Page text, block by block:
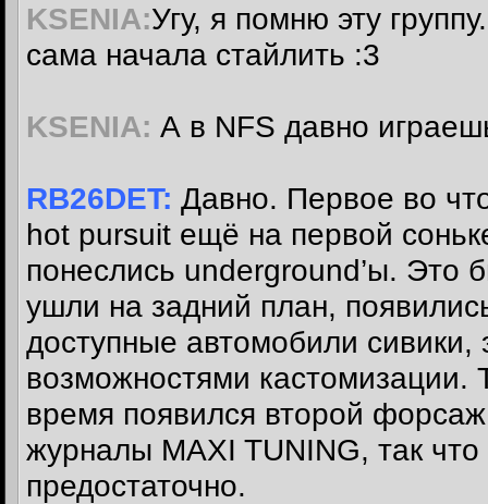
KSENIA:Угу, я помню эту
сама начала стайлить :3
KSENIA: А в NFS давно
RB26DET: Давно. Первое во
hot pursuit ещё на первой
понеслись underground’ы. Это
ушли на задний план,
доступные автомобили
возможностями кастомизации.
время появился второй
журналы MAXI TUNING, так
предостаточно.